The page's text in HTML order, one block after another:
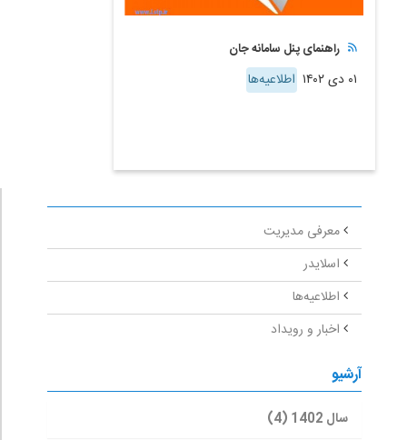
راهنمای پنل سامانه جان
۰۱ دی ۱۴۰۲ اطلاعیه‌ها
معرفی مدیریت
اسلایدر
اطلاعیه‌ها
اخبار و رویداد
آرشیو
سال 1402 (4)